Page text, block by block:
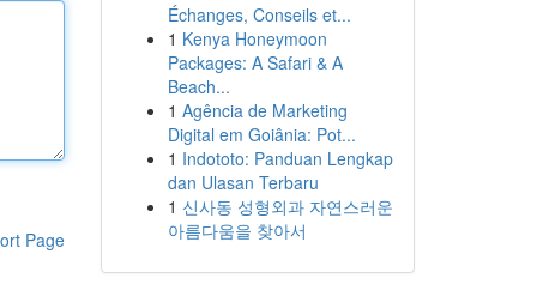
Page
Échanges, Conseils et...
1 Kenya Honeymoon
Packages: A Safari & A
Beach...
1 Agência de Marketing
Digital em Goiânia: Pot...
1 Indototo: Panduan Lengkap
dan Ulasan Terbaru
1 신사동 성형외과 자연스러운
아름다움을 찾아서